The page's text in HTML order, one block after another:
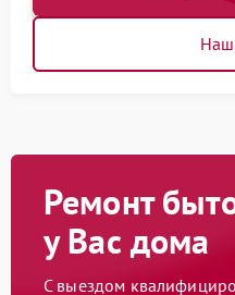
Ремонт
у Вас дома
С выездом